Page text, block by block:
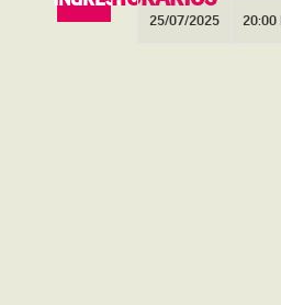
25/07/2025 20:00